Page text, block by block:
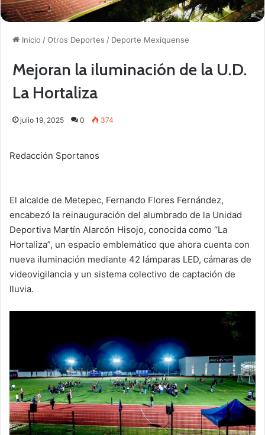
Inicio /Otros Deportes / Deporte Mexiquense
Mejoran la iluminación de la U.D.
La Hortaliza
julio 19, 2025 0 374
Redacción Sportanos
El alcalde de Metepec, Fernando Flores Fernández,
encabezó la reinauguración del alumbrado de la Unidad
Deportiva Martín Alarcón Hisojo, conocida como “La
Hortaliza”, un espacio emblemático que ahora cuenta con
nueva iluminación mediante 42 lámparas LED, cámaras de
videovigilancia y un sistema colectivo de captación de
lluvia.